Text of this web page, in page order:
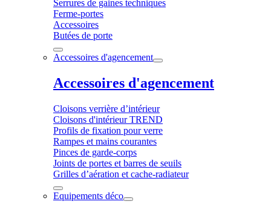
Serrures de gaines techniques
Ferme-portes
Accessoires
Butées de porte
Accessoires d'agencement
Accessoires d'agencement
Cloisons verrière d’intérieur
Cloisons d'intérieur TREND
Profils de fixation pour verre
Rampes et mains courantes
Pinces de garde-corps
Joints de portes et barres de seuils
Grilles d’aération et cache-radiateur
Equipements déco